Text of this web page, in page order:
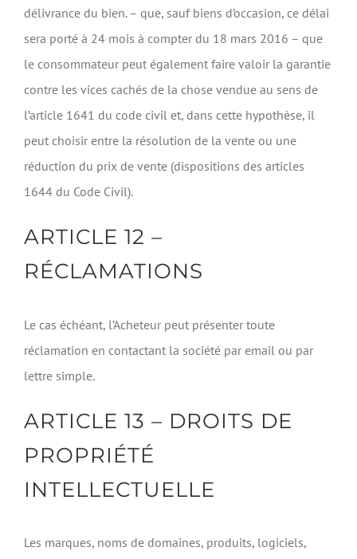
délivrance du bien. – que, sauf biens d’occasion, ce délai
sera porté à 24 mois à compter du 18 mars 2016 – que
le consommateur peut également faire valoir la garantie
contre les vices cachés de la chose vendue au sens de
l’article 1641 du code civil et, dans cette hypothèse, il
peut choisir entre la résolution de la vente ou une
réduction du prix de vente (dispositions des articles
1644 du Code Civil).
ARTICLE 12 –
RÉCLAMATIONS
Le cas échéant, l’Acheteur peut présenter toute
réclamation en contactant la société par email ou par
lettre simple.
ARTICLE 13 – DROITS DE
PROPRIÉTÉ
INTELLECTUELLE
Les marques, noms de domaines, produits, logiciels,